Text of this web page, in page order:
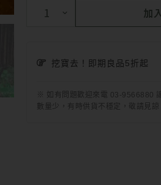
加
挖寶去！即期良品5折起
※ 如有問題歡迎來電 03-9566880
數量少，有時供貨不穩定，敬請見諒